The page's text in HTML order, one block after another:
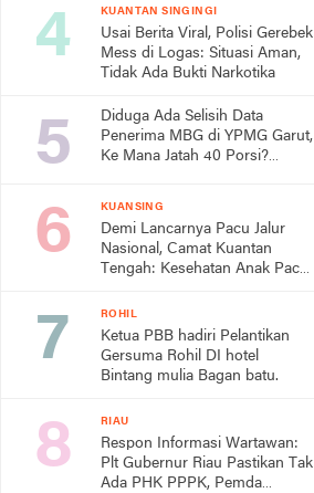
KUANTAN SINGINGI
Usai Berita Viral, Polisi Gerebek
Mess di Logas: Situasi Aman,
Tidak Ada Bukti Narkotika
Diduga Ada Selisih Data
Penerima MBG di YPMG Garut,
Ke Mana Jatah 40 Porsi?
KUANSING
Demi Lancarnya Pacu Jalur
Nasional, Camat Kuantan
Tengah: Kesehatan Anak Pacu
ROHIL
Ketua PBB hadiri Pelantikan
Gersuma Rohil DI hotel
Bintang mulia Bagan batu.
RIAU
Respon Informasi Wartawan:
Plt Gubernur Riau Pastikan Tak
Ada PHK PPPK, Pemda